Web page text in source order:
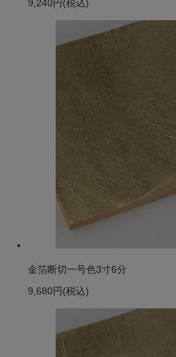
9,240円 (税込)
金箔断切一号色3寸6分
9,680円(税込)